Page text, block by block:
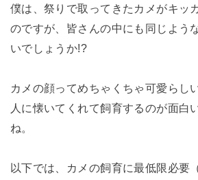
僕は、祭りで取ってきたカメがキッ
のですが、皆さんの中にも同じよう
いでしょうか!?
カメの顔ってめちゃくちゃ可愛らし
人に懐いてくれて飼育するのが面白
ね。
以下では、カメの飼育に最低限必要